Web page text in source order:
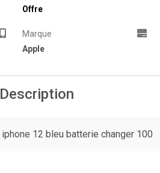
Offre
Marque
Apple
Description
iphone 12 bleu batterie changer 100